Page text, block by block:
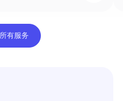
所有服务